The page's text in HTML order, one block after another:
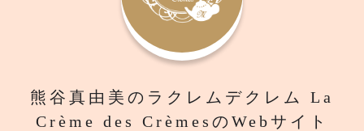
熊谷真由美のラクレムデクレム La
Crème des CrèmesのWebサイト